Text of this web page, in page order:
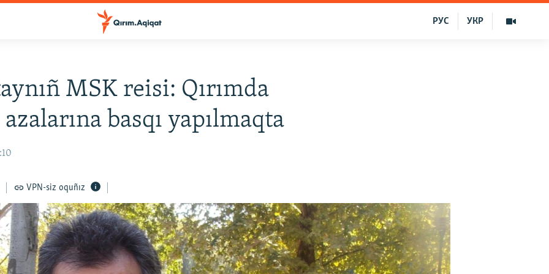
УКР
РУС
MSK reisi: Qırımda
basqı yapılmaqta
VPN-siz oquñız